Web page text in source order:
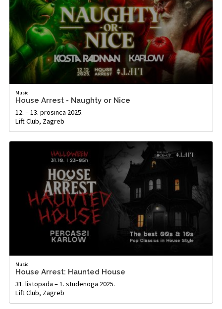
Music
House Arrest - Naughty or Nice
12. – 13. prosinca 2025.
Lift Club, Zagreb
Music
House Arrest: Haunted House
31. listopada – 1. studenoga 2025.
Lift Club, Zagreb